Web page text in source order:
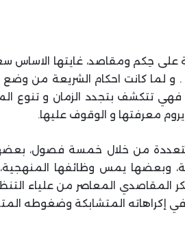
على حِكم ومقاصد، غايتها الاساس
و لما كانت احكام الشريعة من وضع
تتكشف بتجدد الزمان و تنوع
معرفتها و الوقوف عليها.
متعددة من خلال خمسة فصول،
وبعضها يمس وظائفها المنهجية،
المقاصدي المعاصر من علياء
إكراهاته المتشابكة وضغوطه